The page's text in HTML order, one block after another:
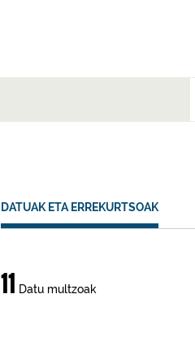
DATUAK ETA ERREKURTSOAK
Datuak
eta
11 Datu multzoak